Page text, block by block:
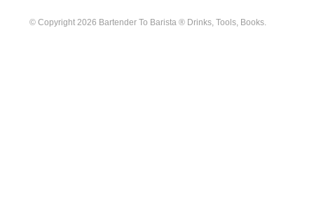
© Copyright 2026 Bartender To Barista ® Drinks, Tools, Books.